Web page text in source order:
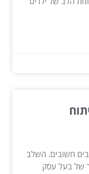
חשובים. השלב
של בעל עסק